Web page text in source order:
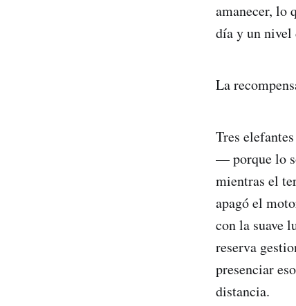
amanecer, lo
día y un nivel
La
Tres
— porque lo
mientras el
apagó el
con la suave
reserva
presenciar
distancia.